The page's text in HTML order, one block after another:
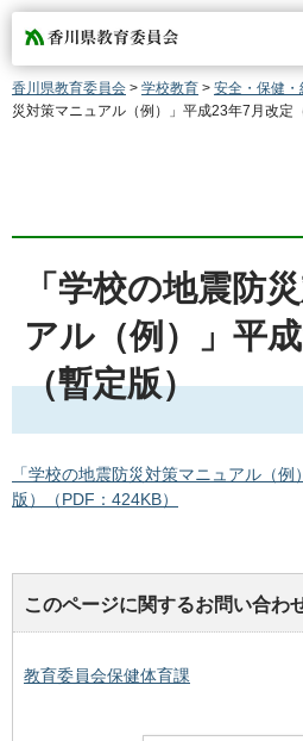
香川県教育委員会
香川県教育委員会 > 学校教育 > 安全・保健・
災対策マニュアル（例）」平成23年7月改定
「学校の地震防
アル（例）」平
（暫定版）
「学校の地震防災対策マニュアル（
版）（PDF：424KB）
このページに関するお問い合わ
教育委員会保健体育課